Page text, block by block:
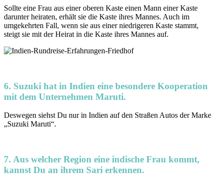
Sollte eine Frau aus einer oberen Kaste einen Mann einer Kaste
darunter heiraten, erhält sie die Kaste ihres Mannes. Auch im
umgekehrten Fall, wenn sie aus einer niedrigeren Kaste stammt,
steigt sie mit der Heirat in die Kaste ihres Mannes auf.
6. Suzuki hat in Indien eine besondere Kooperation
mit dem Unternehmen Maruti.
Deswegen siehst Du nur in Indien auf den Straßen Autos der Marke
„Suzuki Maruti“.
7. Aus welcher Region eine indische Frau kommt,
kannst Du an ihrem Sari erkennen.